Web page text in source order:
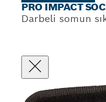
PRO IMPACT
Darbeli somun